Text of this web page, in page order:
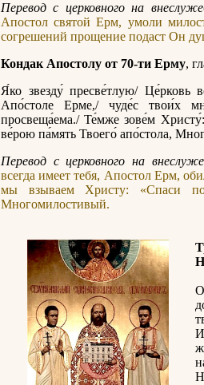
Перевод с церковного на
Апостол святой Ерм, умоли
согрешений прощение подаст Он
Кондак Апостолу от 70-ти Ерму,
Я́ко звезду́ пресве́тлую/ Це́рковь
Апо́столе Ерме,/ чуде́с твои́х
просвеща́ема./ Те́мже зове́м
ве́рою па́мять Твоего́ апо́стола,
Перевод с церковного на
всегда имеет тебя, Апостол Ерм,
мы взываем Христу: «Спаси
Многомилостивый.